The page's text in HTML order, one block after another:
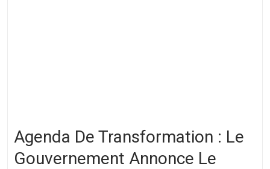
Agenda De Transformation : Le
Gouvernement Annonce Le